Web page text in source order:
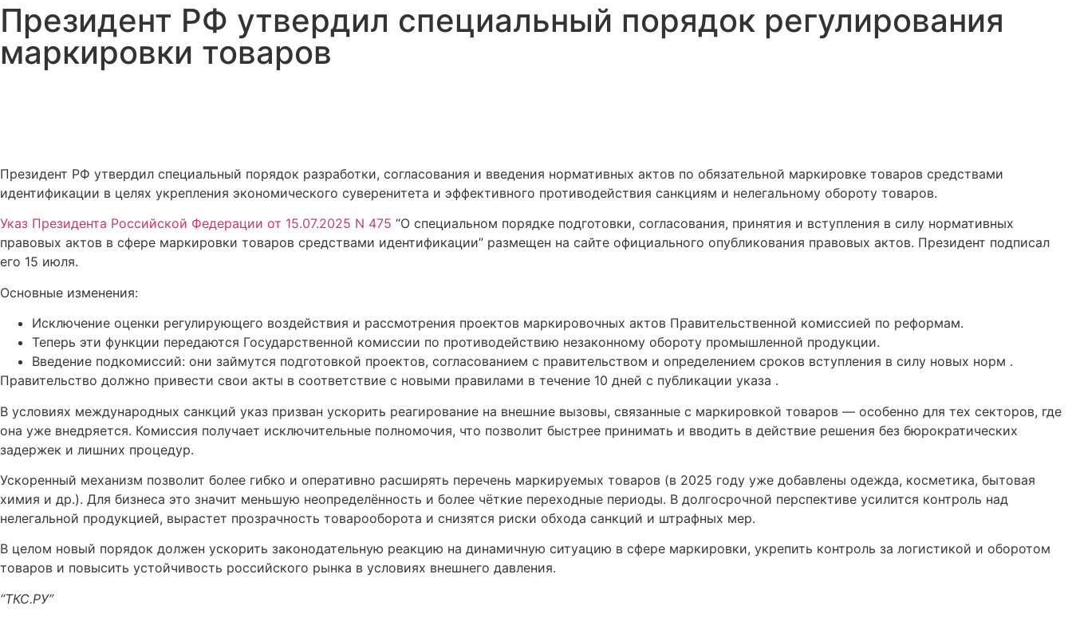
Президент РФ утвердил специальный порядок регулирования
маркировки товаров
Президент РФ утвердил специальный порядок разработки, согласования и введения нормативных актов по обязательной маркировке товаров средствами
идентификации в целях укрепления экономического суверенитета и эффективного противодействия санкциям и нелегальному обороту товаров.
Указ Президента Российской Федерации от 15.07.2025 N 475 “О специальном порядке подготовки, согласования, принятия и вступления в силу нормативных
правовых актов в сфере маркировки товаров средствами идентификации” размещен на сайте официального опубликования правовых актов. Президент подписал
его 15 июля.
Основные изменения:
Исключение оценки регулирующего воздействия и рассмотрения проектов маркировочных актов Правительственной комиссией по реформам.
Теперь эти функции передаются Государственной комиссии по противодействию незаконному обороту промышленной продукции.
Введение подкомиссий: они займутся подготовкой проектов, согласованием с правительством и определением сроков вступления в силу новых норм .
Правительство должно привести свои акты в соответствие с новыми правилами в течение 10 дней с публикации указа .
В условиях международных санкций указ призван ускорить реагирование на внешние вызовы, связанные с маркировкой товаров — особенно для тех секторов, где
она уже внедряется. Комиссия получает исключительные полномочия, что позволит быстрее принимать и вводить в действие решения без бюрократических
задержек и лишних процедур.
Ускоренный механизм позволит более гибко и оперативно расширять перечень маркируемых товаров (в 2025 году уже добавлены одежда, косметика, бытовая
химия и др.). Для бизнеса это значит меньшую неопределённость и более чёткие переходные периоды. В долгосрочной перспективе усилится контроль над
нелегальной продукцией, вырастет прозрачность товарооборота и снизятся риски обхода санкций и штрафных мер.
В целом новый порядок должен ускорить законодательную реакцию на динамичную ситуацию в сфере маркировки, укрепить контроль за логистикой и оборотом
товаров и повысить устойчивость российского рынка в условиях внешнего давления.
“ТКС.РУ”